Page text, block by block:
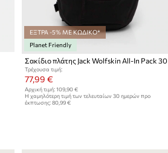
ΕΞΤΡΑ -5% ΜΕ ΚΩΔΙΚΟ*
Planet Friendly
Σακίδιο πλάτης Jack Wolfskin All-In Pack 30
Τρέχουσα τιμή:
77,99 €
Αρχική τιμή: 109,90 €
Η χαμηλότερη τιμή των τελευταίων 30 ημερών προ
έκπτωσης: 80,99 €